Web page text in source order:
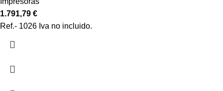
1.791,79 €
Ref.- 1026 Iva no incluido.